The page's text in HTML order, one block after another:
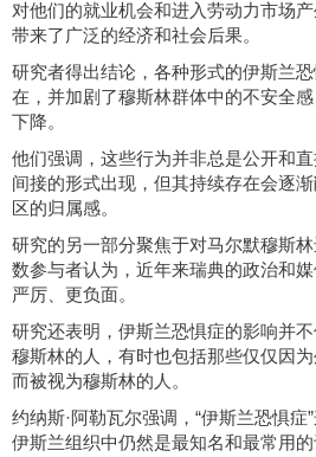
对他们的就业机会和进入劳动力市场
带来了广泛的经济和社会后果。
研究者得出结论，各种形式的伊斯兰
在，并加剧了穆斯林群体中的不安全
下降。
他们强调，这些行为并非总是公开和
间接的形式出现，但其持续存在会逐
区的归属感。
研究的另一部分聚焦于对马尔默穆斯
数参与者认为，近年来瑞典的政治和
严厉、更负面。
研究还表明，伊斯兰恐惧症的影响并
穆斯林的人，有时也包括那些仅仅因
而被视为穆斯林的人。
约纳斯·阿勒瓦尔强调，“伊斯兰恐惧症
伊斯兰组织中仍然是最知名和最常用的